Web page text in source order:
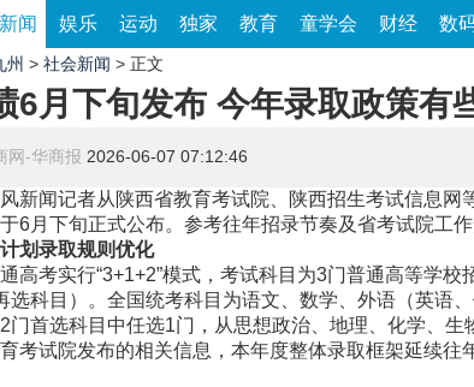
新闻 娱乐 运动 独家 教育 童学会 财经 数
州 > 社会新闻 > 正文
6月下旬发布 今年录取政策有
网-华商报 2026-06-07 07:12:46
闻记者从陕西省教育考试院、陕西招生考试信息网
6月下旬正式公布。参考往年招录节奏及省考试院工
划录取规则优化
考实行“3+1+2”模式，考试科目为3门普通高等学校
选科目）。全国统考科目为语文、数学、外语（英语
门首选科目中任选1门，从思想政治、地理、化学、生
试院发布的相关信息，本年度整体录取框架延续往